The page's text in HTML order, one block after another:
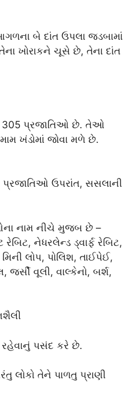
બે દાંત ઉપલા જડબામાં
ખોરાકને ચૂસે છે, તેના દાંત
305 પ્રજાતિઓ છે. તેઓ
ખંડોમાં જોવા મળે છે.
ઉપરાંત, સસલાની
નામ નીચે મુજબ છે –
નેધરલેન્ડ ડ્વાર્ફ રેબિટ,
લોપ, પોલિશ, તાઈપેઈ,
વૂલી, વાલ્કેનો, બર્શ,
પસંદ કરે છે.
લોકો તેને પાળતુ પ્રાણી